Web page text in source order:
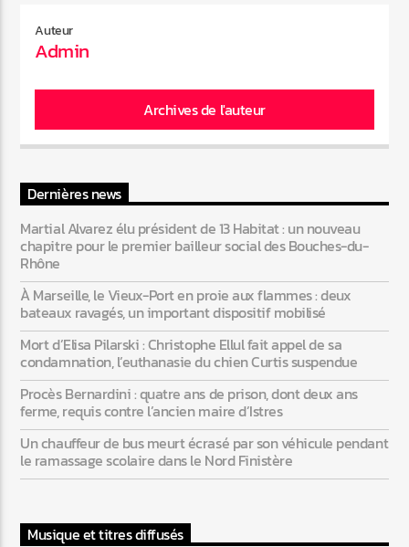
Web-Radio-Italia
Auteur
Admin
Archives de l'auteur
Dernières news
Martial Alvarez élu président de 13 Habitat : un nouveau
chapitre pour le premier bailleur social des Bouches-du-
Rhône
À Marseille, le Vieux-Port en proie aux flammes : deux
bateaux ravagés, un important dispositif mobilisé
Mort d’Elisa Pilarski : Christophe Ellul fait appel de sa
condamnation, l’euthanasie du chien Curtis suspendue
Procès Bernardini : quatre ans de prison, dont deux ans
ferme, requis contre l’ancien maire d’Istres
Un chauffeur de bus meurt écrasé par son véhicule pendant
le ramassage scolaire dans le Nord Finistère
Musique et titres diffusés